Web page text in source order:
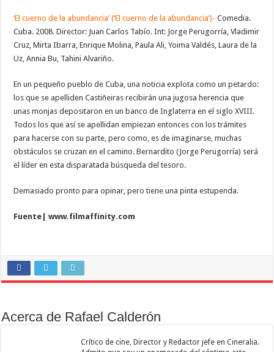
‘El cuerno de la abundancia’ (‘El cuerno de la abundancia’)- Comedia.
Cuba. 2008. Director: Juan Carlos Tabío. Int: Jorge Perugorría, Vladimir
Cruz, Mirta Ibarra, Enrique Molina, Paula Ali, Yoima Valdés, Laura de la
Uz, Annia Bu, Tahini Alvariño.
En un pequeño pueblo de Cuba, una noticia explota como un petardo:
los que se apelliden Castiñeiras recibirán una jugosa herencia que
unas monjas depositaron en un banco de Inglaterra en el siglo XVIII.
Todos los que así se apellidan empiezan entonces con los trámites
para hacerse con su parte, pero como, es de imaginarse, muchas
obstáculos se cruzan en el camino. Bernardito (Jorge Perugorría) será
el líder en esta disparatada búsqueda del tesoro.
Demasiado pronto para opinar, pero tiene una pinta estupenda.
Fuente|www.filmaffinity.com
Acerca de Rafael Calderón
Crítico de cine, Director y Redactor jefe en Cineralia.